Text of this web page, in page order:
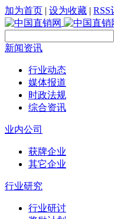
加为首页 | 设为收藏 | RSS
新闻资讯
行业动态
媒体报道
时政法规
综合资讯
业内公司
获牌企业
其它企业
行业研究
行业研讨